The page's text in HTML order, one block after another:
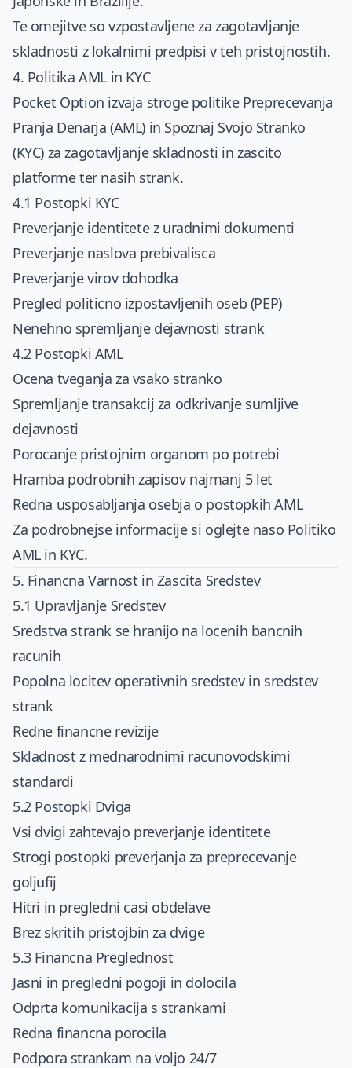
Te omejitve so vzpostavljene za zagotavljanje
skladnosti z lokalnimi predpisi v teh pristojnostih.
4. Politika AML in KYC
Pocket Option izvaja stroge politike Preprecevanja
Pranja Denarja (AML) in Spoznaj Svojo Stranko
(KYC) za zagotavljanje skladnosti in zascito
platforme ter nasih strank.
4.1 Postopki KYC
Preverjanje identitete z uradnimi dokumenti
Preverjanje naslova prebivalisca
Preverjanje virov dohodka
Pregled politicno izpostavljenih oseb (PEP)
Nenehno spremljanje dejavnosti strank
4.2 Postopki AML
Ocena tveganja za vsako stranko
Spremljanje transakcij za odkrivanje sumljive
dejavnosti
Porocanje pristojnim organom po potrebi
Hramba podrobnih zapisov najmanj 5 let
Redna usposabljanja osebja o postopkih AML
Za podrobnejse informacije si oglejte naso Politiko
AML in KYC.
5. Financna Varnost in Zascita Sredstev
5.1 Upravljanje Sredstev
Sredstva strank se hranijo na locenih bancnih
racunih
Popolna locitev operativnih sredstev in sredstev
strank
Redne financne revizije
Skladnost z mednarodnimi racunovodskimi
standardi
5.2 Postopki Dviga
Vsi dvigi zahtevajo preverjanje identitete
Strogi postopki preverjanja za preprecevanje
goljufij
Hitri in pregledni casi obdelave
Brez skritih pristojbin za dvige
5.3 Financna Preglednost
Jasni in pregledni pogoji in dolocila
Odprta komunikacija s strankami
Redna financna porocila
Podpora strankam na voljo 24/7